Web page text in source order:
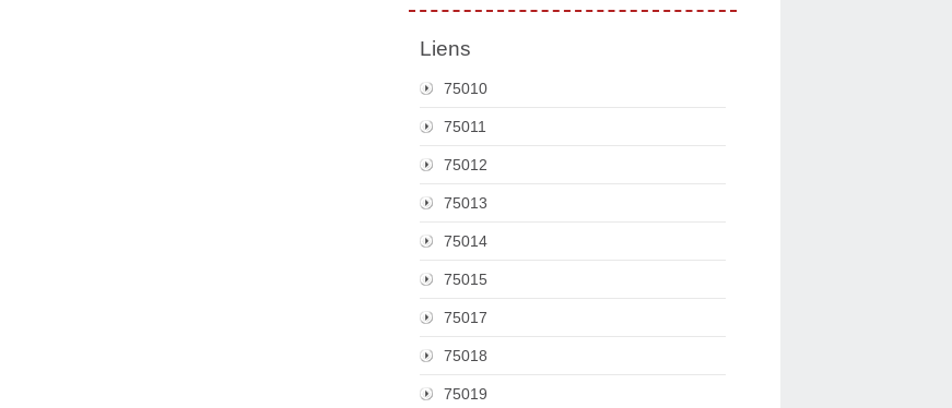
Liens
75010
75011
75012
75013
75014
75015
75017
75018
75019